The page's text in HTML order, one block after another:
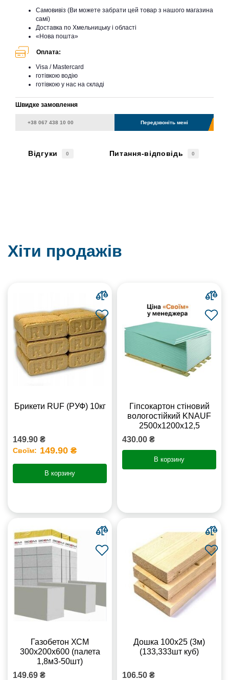
Самовивіз (Ви можете забрати цей товар з нашого магазина
самі)
Доставка по Хмельницьку і області
«Нова пошта»
Оплата:
Visa / Mastercard
готівкою водію
готівкою у нас на складі
Швидке замовлення
Передзвоніть мені
Відгуки 0 Питання-відповідь 0
Хіти продажів
Брикети RUF (РУФ) 10кг
149.90 ₴
Своїм: 149.90 ₴
В корзину
Гіпсокартон стіновий
вологостійкий KNAUF
2500х1200х12,5
430.00 ₴
В корзину
Газобетон ХСМ
300x200x600 (палета
1,8м3-50шт)
149.69 ₴
Дошка 100х25 (3м)
(133,333шт куб)
106.50 ₴